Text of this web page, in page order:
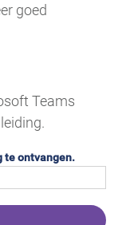
goed
Teams
te ontvangen.